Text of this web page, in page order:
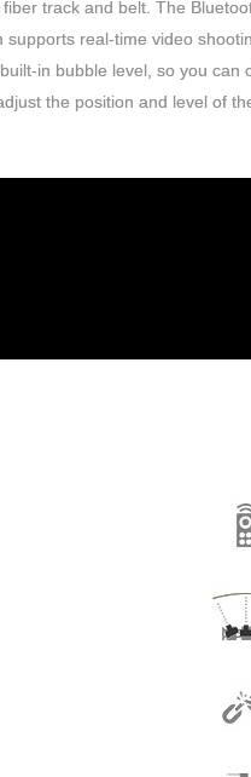
track and belt. The
real-time video
in bubble level, so you can
the position and level of